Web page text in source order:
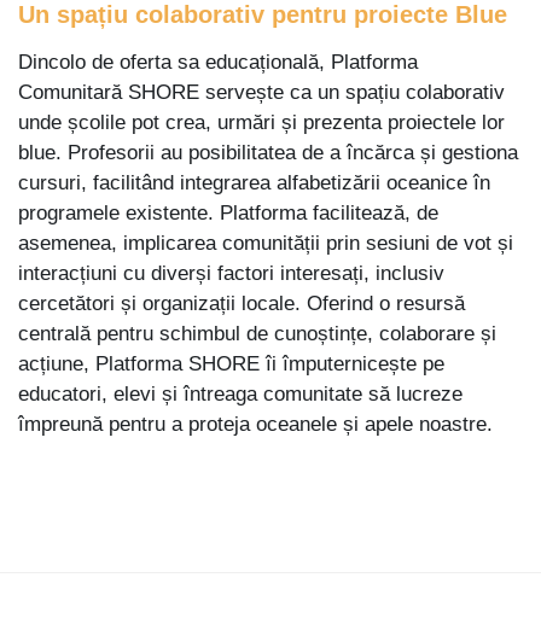
Un spațiu colaborativ pentru proiecte Blue
Dincolo de oferta sa educațională, Platforma
Comunitară SHORE servește ca un spațiu colaborativ
unde școlile pot crea, urmări și prezenta proiectele lor
blue. Profesorii au posibilitatea de a încărca și gestiona
cursuri, facilitând integrarea alfabetizării oceanice în
programele existente. Platforma facilitează, de
asemenea, implicarea comunității prin sesiuni de vot și
interacțiuni cu diverși factori interesați, inclusiv
cercetători și organizații locale. Oferind o resursă
centrală pentru schimbul de cunoștințe, colaborare și
acțiune, Platforma SHORE îi împuternicește pe
educatori, elevi și întreaga comunitate să lucreze
împreună pentru a proteja oceanele și apele noastre.